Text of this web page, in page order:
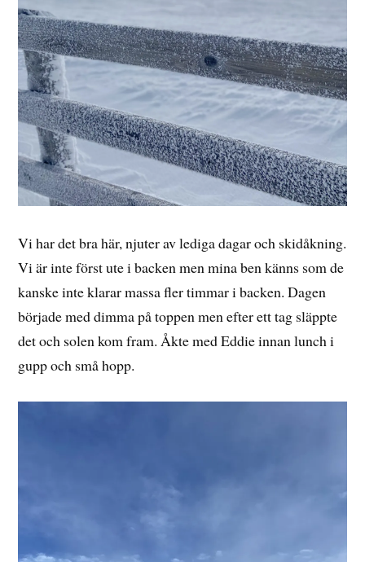
Vi har det bra här, njuter av lediga dagar och skidåkning.
Vi är inte först ute i backen men mina ben känns som de
kanske inte klarar massa fler timmar i backen. Dagen
började med dimma på toppen men efter ett tag släppte
det och solen kom fram. Åkte med Eddie innan lunch i
gupp och små hopp.